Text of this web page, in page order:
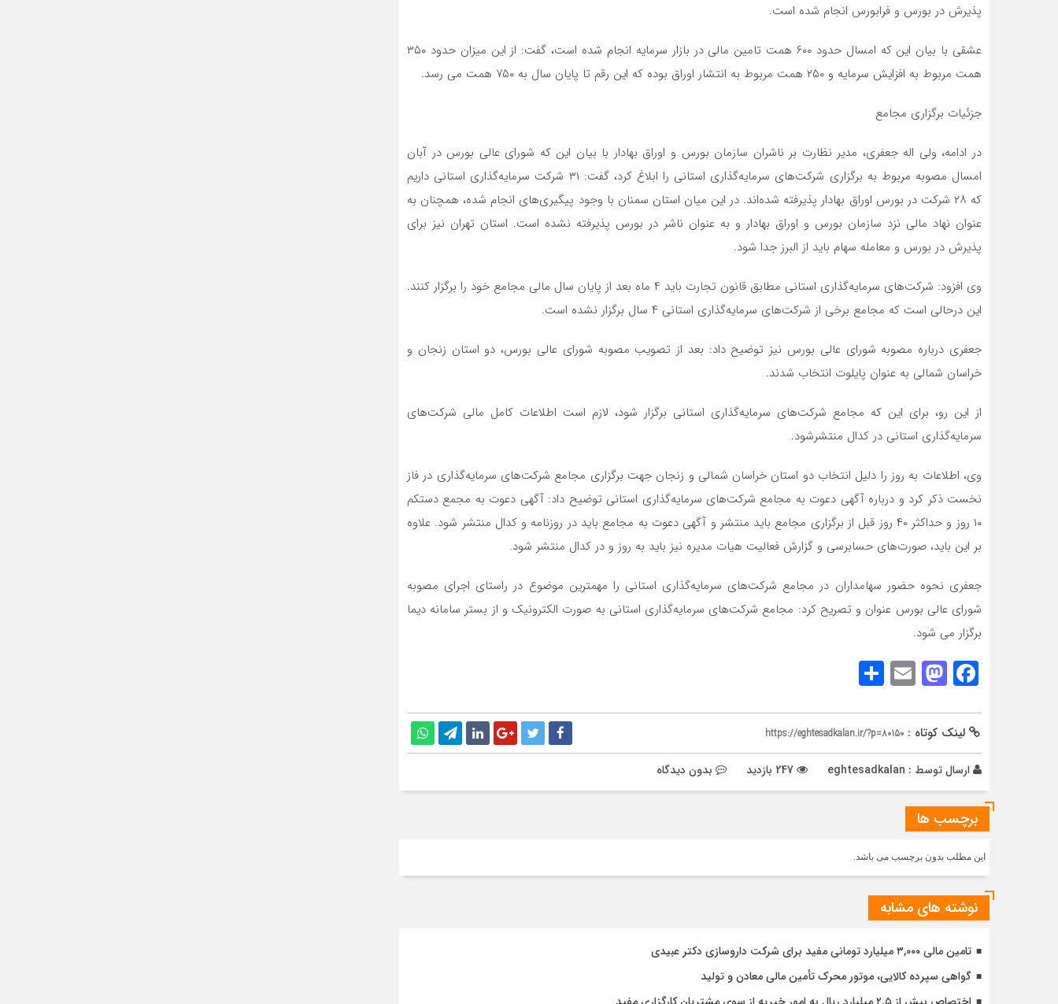
پذیرش در بورس و فرابورس انجام شده است.
عشقی با بیان این که امسال حدود ۶۰۰ همت تامین مالی در بازار سرمایه انجام شده است، گفت: از این میزان حدود ۳۵۰
همت مربوط به افزایش سرمایه و ۲۵۰ همت مربوط به انتشار اوراق بوده که این رقم تا پایان سال به ۷۵۰ همت می رسد.
جزئیات برگزاری مجامع
در ادامه، ولی اله جعفری، مدیر نظارت بر ناشران سازمان بورس و اوراق بهادار با بیان این که شورای عالی بورس در آبان
امسال مصوبه مربوط به برگزاری شرکت‌های سرمایه‌گذاری استانی را ابلاغ کرد، گفت: ۳۱ شرکت سرمایه‌گذاری استانی داریم
که ۲۸ شرکت در بورس اوراق بهادار پذیرفته شده‌اند. در این میان استان سمنان با وجود پیگیری‌های انجام شده، همچنان به
عنوان نهاد مالی نزد سازمان بورس و اوراق بهادار و به عنوان ناشر در بورس پذیرفته نشده است. استان تهران نیز برای
پذیرش در بورس و معامله سهام باید از البرز جدا شود.
وی افزود: شرکت‌های سرمایه‌گذاری استانی مطابق قانون تجارت باید ۴ ماه بعد از پایان سال مالی مجامع خود را برگزار کنند.
این درحالی است که مجامع برخی از شرکت‌های سرمایه‌گذاری استانی ۴ سال برگزار نشده است.
جعفری درباره مصوبه شورای عالی بورس نیز توضیح داد: بعد از تصویب مصوبه شورای عالی بورس، دو استان زنجان و
خراسان شمالی به عنوان پایلوت انتخاب شدند.
از این رو، برای این که مجامع شرکت‌های سرمایه‌گذاری استانی برگزار شود، لازم است اطلاعات کامل مالی شرکت‌های
سرمایه‌گذاری استانی در کدال منتشرشود.
وی، اطلاعات به روز را دلیل انتخاب دو استان خراسان شمالی و زنجان جهت برگزاری مجامع شرکت‌های سرمایه‌گذاری در فاز
نخست ذکر کرد و درباره آگهی دعوت به مجامع شرکت‌های سرمایه‌گذاری استانی توضیح داد: آگهی دعوت به مجمع دستکم
۱۰ روز و حداکثر ۴۰ روز قبل از برگزاری مجامع باید منتشر و آگهی دعوت به مجامع باید در روزنامه و کدال منتشر شود. علاوه
بر این باید، صورت‌های حسابرسی و گزارش فعالیت هیات مدیره نیز باید به روز و در کدال منتشر شود.
جعفری نحوه حضور سهامداران در مجامع شرکت‌های سرمایه‌گذاری استانی را مهمترین موضوع در راستای اجرای مصوبه
شورای عالی بورس عنوان و تصریح کرد: مجامع شرکت‌های سرمایه‌گذاری استانی به صورت الکترونیک و از بستر سامانه دیما
برگزار می شود.
Facebook
Mastodon
Email
لینک کوتاه : https://eghtesadkalan.ir/?p=80150
ارسال توسط : eghtesadkalan بدون دیدگاه
برچسب ها
این مطلب بدون برچسب می باشد.
نوشته های مشابه
تامین مالی ۳,۰۰۰ میلیارد تومانی مفید برای شرکت داروسازی دکتر عبیدی
گواهی سپرده کالایی، موتور محرک تأمین مالی معادن و تولید